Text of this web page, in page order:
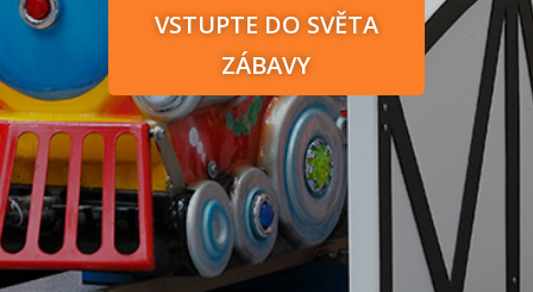
VSTUPTE DO SVĚTA
ZÁBAVY